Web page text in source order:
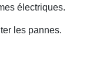
électriques.
les pannes.